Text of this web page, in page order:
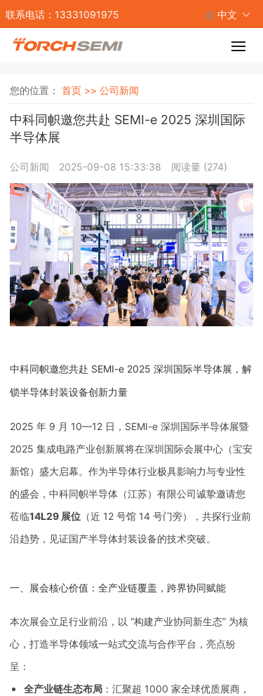
联系电话：13331091975 中文
您的位置： 首页 >> 公司新闻
中科同帜邀您共赴 SEMI-e 2025 深圳国际
半导体展
公司新闻 2025-09-08 15:33:38 阅读量 (274)
中科同帜邀您共赴 SEMI-e 2025 深圳国际半导体展，解
锁半导体封装设备创新力量
2025 年 9 月 10—12 日，SEMI-e 深圳国际半导体展暨
2025 集成电路产业创新展将在深圳国际会展中心（宝安
新馆）盛大启幕。作为半导体行业极具影响力与专业性
的盛会，中科同帜半导体（江苏）有限公司诚挚邀请您
莅临14L29 展位 （近 12 号馆 14 号门旁），共探行业前
沿趋势，见证国产半导体封装设备的技术突破。
一、展会核心价值：全产业链覆盖，跨界协同赋能
本次展会立足行业前沿，以 “构建产业协同新生态” 为核
心，打造半导体领域一站式交流与合作平台，亮点纷
呈：
全产业链生态布局 ：汇聚超 1000 家全球优质展商，